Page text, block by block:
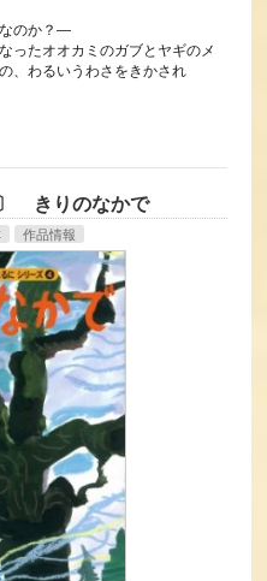
のか？―
ったオオカミのガブとヤギのメ
、わるいうわさをきかされ
きりのなかで
作品情報